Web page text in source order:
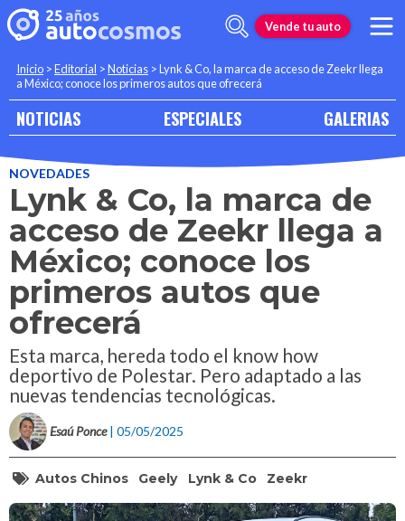
Vende tu auto
Inicio >Editorial >Noticias >Lynk & Co, la marca de acceso de Zeekr llega
a México; conoce los primeros autos que ofrecerá
NOTICIAS ESPECIALES GALERIAS
NOVEDADES
Lynk & Co, la marca de
acceso de Zeekr llega a
México; conoce los
primeros autos que
ofrecerá
Esta marca, hereda todo el know how
deportivo de Polestar. Pero adaptado a las
nuevas tendencias tecnológicas.
Esaú Ponce | 05/05/2025
Autos Chinos Geely Lynk & Co Zeekr